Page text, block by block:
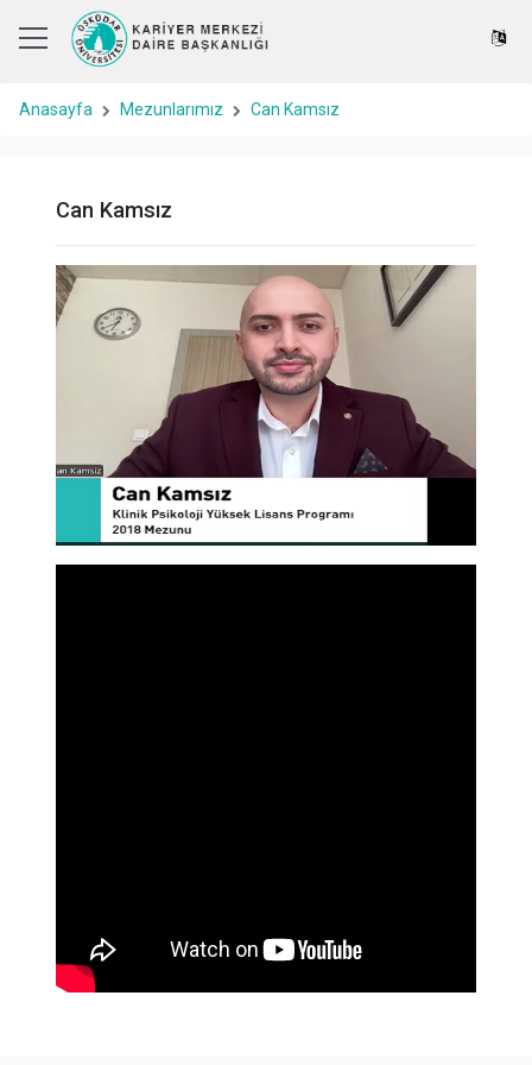
Anasayfa Mezunlarımız Can Kamsız
Can Kamsız